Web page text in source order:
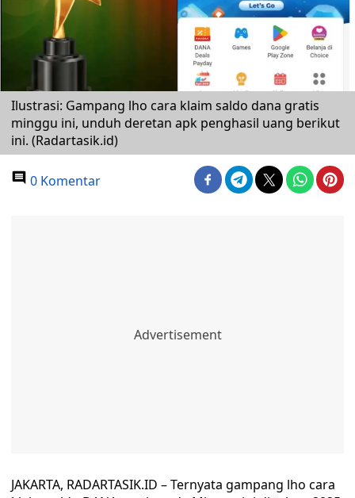
Ilustrasi: Gampang lho cara klaim saldo dana gratis
minggu ini, unduh deretan apk penghasil uang berikut
ini. (Radartasik.id)
0 Komentar
JAKARTA, RADARTASIK.ID – Ternyata gampang lho cara